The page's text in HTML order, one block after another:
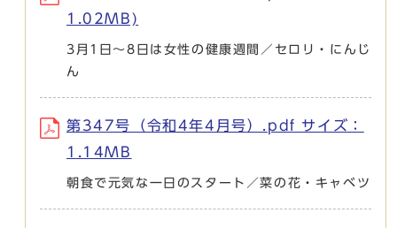
1.02MB)
3月1日～8日は女性の健康週間／セロリ・にんじ
ん
第347号（令和4年4月号）.pdf サイズ：
1.14MB
朝食で元気な一日のスタート／菜の花・キャベツ